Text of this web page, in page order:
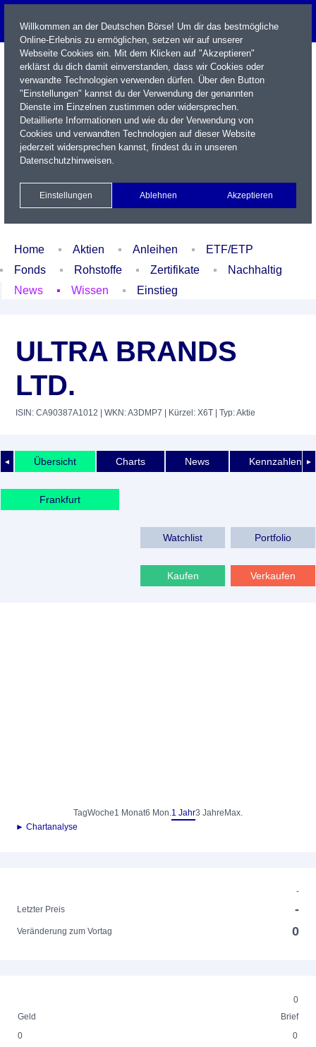
Name / WKN / ISIN / Kürzel
Xetra Realtime
Watchlist Portfolio Login
Home Aktien Anleihen
ETF/ETP
Fonds
Rohstoffe Zertifikate
Nachhaltig
News
Wissen Einstieg
ULTRA BRANDS
LTD.
ISIN: CA90387A1012 | WKN: A3DMP7 | Kürzel: X6T | Typ: Aktie
◄ ►
Übersicht Charts News Kennzahlen
Frankfurt
Watchlist Portfolio
Kaufen Verkaufen
TagWoche1 Monat6 Mon.1 Jahr3 Jahre Max.
► Chartanalyse
-
Letzter Preis
-
Veränderung zum Vortag 0
0
Geld
Brief
0
0
Willkommen an der Deutschen Börse! Um dir das bestmögliche
Online-Erlebnis zu ermöglichen, setzen wir auf unserer
Webseite Cookies ein. Mit dem Klicken auf "Akzeptieren"
erklärst du dich damit einverstanden, dass wir Cookies oder
verwandte Technologien verwenden dürfen. Über den Button
"Einstellungen" kannst du der Verwendung der genannten
Dienste im Einzelnen zustimmen oder widersprechen.
Detaillierte Informationen und wie du der Verwendung von
Cookies und verwandten Technologien auf dieser Website
jederzeit widersprechen kannst, findest du in unseren
Datenschutzhinweisen.
Einstellungen Ablehnen Akzeptieren